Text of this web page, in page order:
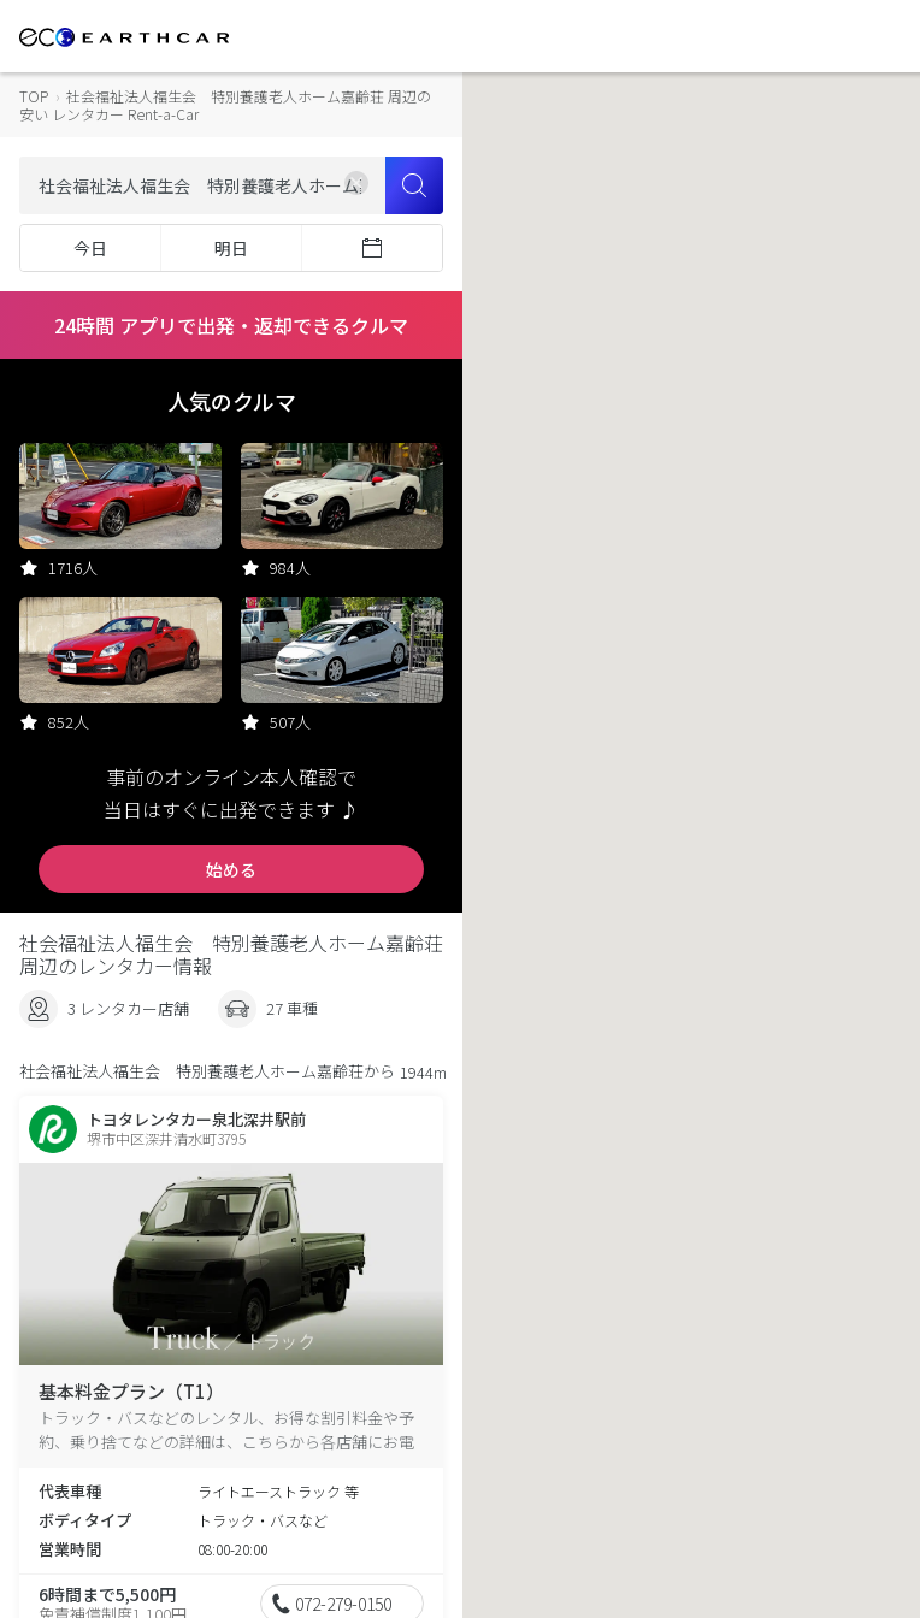
TOP › 社会福祉法人福生会 特別養護老人ホーム嘉齢荘 周辺の
安い レンタカー Rent-a-Car
今日 明日
24時間 アプリで出発・返却できるクルマ
人気のクルマ
1716人 984人
852人 507人
事前のオンライン本人確認で
当日はすぐに出発できます ♪
始める
社会福祉法人福生会 特別養護老人ホーム嘉齢荘
周辺のレンタカー情報
3 レンタカー店舗 27 車種
社会福祉法人福生会 特別養護老人ホーム嘉齢荘から 1944m
トヨタレンタカー泉北深井駅前
堺市中区深井清水町3795
基本料金プラン（T1）
トラック・バスなどのレンタル、お得な割引料金や予
約、乗り捨てなどの詳細は、こちらから各店舗にお電
代表車種
ライトエーストラック 等
ボディタイプ トラック・バスなど
営業時間 08:00-20:00
6時間まで5,500円
免責補償制度1,100円 072-279-0150